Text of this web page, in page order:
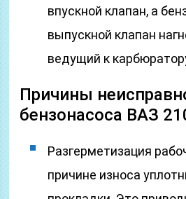
впускной клапан, а
выпускной клапан
ведущий к
Причины
бензонасоса ВАЗ
Разгерметизация
причине износа